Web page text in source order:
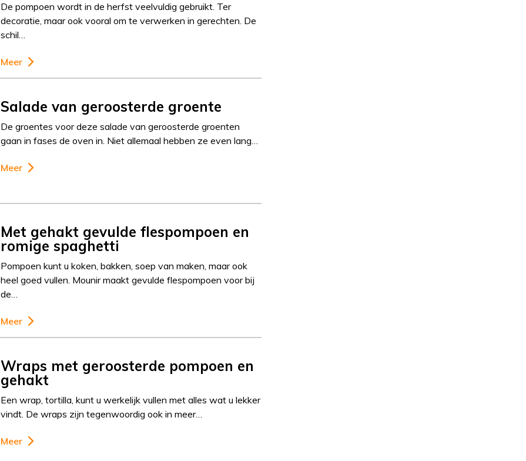
De pompoen wordt in de herfst veelvuldig gebruikt. Ter
decoratie, maar ook vooral om te verwerken in gerechten. De
schil…
Meer
Salade van geroosterde groente
De groentes voor deze salade van geroosterde groenten
gaan in fases de oven in. Niet allemaal hebben ze even lang…
Meer
Met gehakt gevulde flespompoen en
romige spaghetti
Pompoen kunt u koken, bakken, soep van maken, maar ook
heel goed vullen. Mounir maakt gevulde flespompoen voor bij
de…
Meer
Wraps met geroosterde pompoen en
gehakt
Een wrap, tortilla, kunt u werkelijk vullen met alles wat u lekker
vindt. De wraps zijn tegenwoordig ook in meer…
Meer